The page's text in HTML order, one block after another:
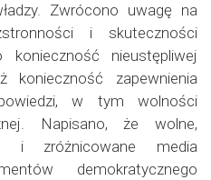
Zwrócono uwagę na
i skuteczności
konieczność nieustępliwej
zapewnienia
w tym wolności
Napisano, że wolne,
i zróżnicowane media
demokratycznego